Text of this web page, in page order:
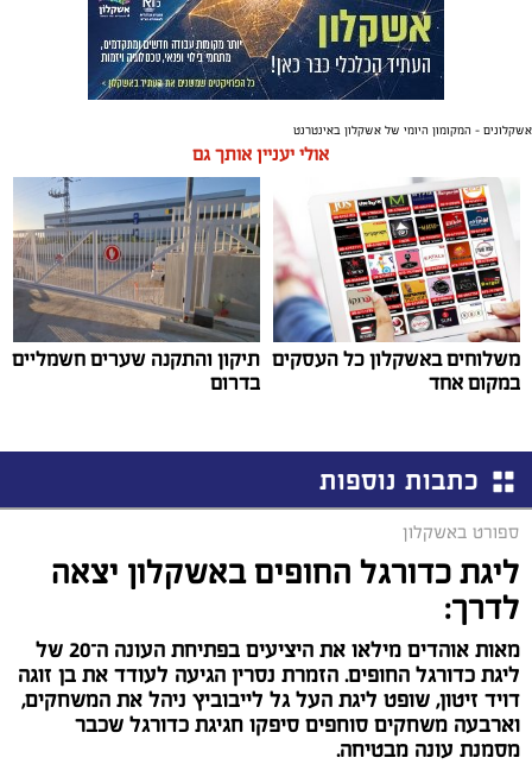
אשקלונים - המקומון היומי של אשקלון באינטרנט
אולי יעניין אותך גם
משלוחים באשקלון כל העסקים
במקום אחד
תיקון והתקנה שערים חשמליים
בדרום
כתבות נוספות
ספורט באשקלון
ליגת כדורגל החופים באשקלון יצאה
לדרך:
מאות אוהדים מילאו את היציעים בפתיחת העונה ה־20 של
ליגת כדורגל החופים. הזמרת נסרין הגיעה לעודד את בן זוגה
דויד זיטון, שופט ליגת העל גל לייבוביץ ניהל את המשחקים,
וארבעה משחקים סוחפים סיפקו חגיגת כדורגל שכבר
מסמנת עונה מבטיחה.